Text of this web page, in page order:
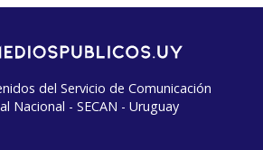
del Servicio de Comunicación
Nacional - SECAN - Uruguay